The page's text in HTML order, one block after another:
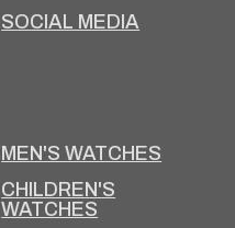
SOCIAL MEDIA
MEN'S WATCHES
CHILDREN'S
WATCHES